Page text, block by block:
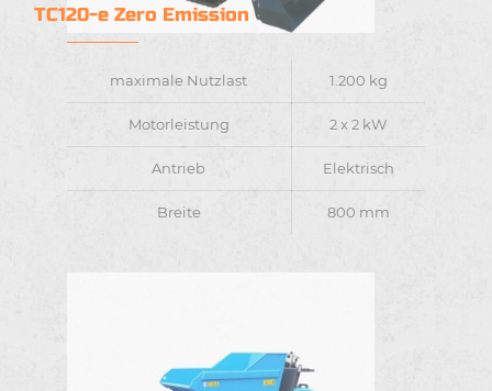
TC120-e Zero Emission
maximale Nutzlast 1.200 kg
Motorleistung 2 x 2 kW
Antrieb Elektrisch
Breite 800 mm